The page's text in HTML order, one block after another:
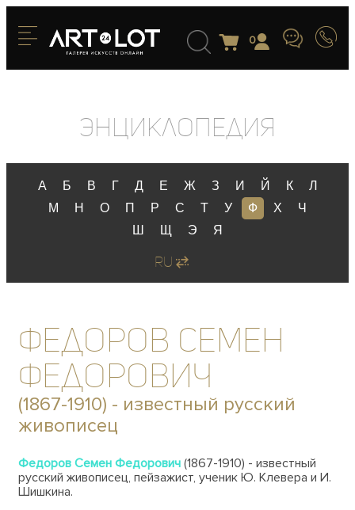
0
Энциклопедия
А Б В Г Д Е Ж З И Й К
Л
М
Н О П Р С Т У Ф Х
Ч
Ш
Щ Э Я
RU
Федоров Семен
Федорович
(1867-1910) - известный русский
живописец
Федоров Семен Федорович (1867-1910) - известный
русский живописец, пейзажист, ученик Ю. Клевера и И.
Шишкина.